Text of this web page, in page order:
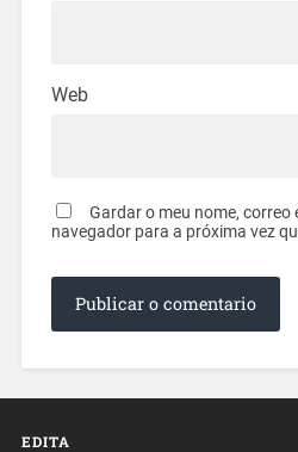
Web
Gardar o meu nome, correo
navegador para a próxima vez
EDITA